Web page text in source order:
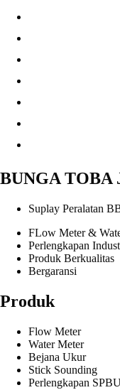
BUNGA TOBA
Suplay Peralatan
FLow Meter &
Perlengkapan
Produk Berkualitas
Bergaransi
Produk
Flow Meter
Water Meter
Bejana Ukur
Stick Sounding
Perlengkapan